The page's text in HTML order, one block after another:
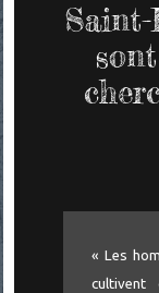
Saint-
« Les
cultivent